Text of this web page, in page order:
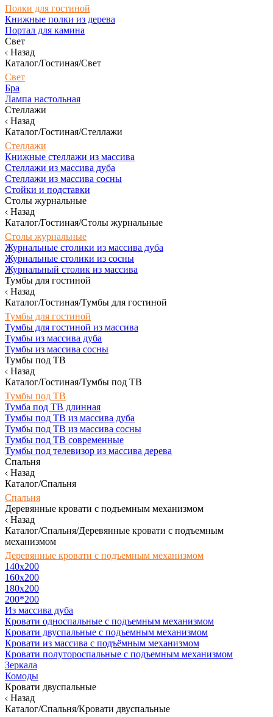
Полки для гостиной
Книжные полки из дерева
Портал для камина
Свет
Назад
Каталог/Гостиная/Свет
Свет
Бра
Лампа настольная
Стеллажи
Назад
Каталог/Гостиная/Стеллажи
Стеллажи
Книжные стеллажи из массива
Стеллажи из массива дуба
Стеллажи из массива сосны
Стойки и подставки
Столы журнальные
Назад
Каталог/Гостиная/Столы журнальные
Столы журнальные
Журнальные столики из массива дуба
Журнальные столики из сосны
Журнальный столик из массива
Тумбы для гостиной
Назад
Каталог/Гостиная/Тумбы для гостиной
Тумбы для гостиной
Тумбы для гостиной из массива
Тумбы из массива дуба
Тумбы из массива сосны
Тумбы под ТВ
Назад
Каталог/Гостиная/Тумбы под ТВ
Тумбы под ТВ
Тумба под ТВ длинная
Тумбы под ТВ из массива дуба
Тумбы под ТВ из массива сосны
Тумбы под ТВ современные
Тумбы под телевизор из массива дерева
Спальня
Назад
Каталог/Спальня
Спальня
Деревянные кровати с подъемным механизмом
Назад
Каталог/Спальня/Деревянные кровати с подъемным
механизмом
Деревянные кровати с подъемным механизмом
140x200
160х200
180х200
200*200
Из массива дуба
Кровати односпальные с подъемным механизмом
Кровати двуспальные с подъемным механизмом
Кровати из массива с подъёмным механизмом
Кровати полутороспальные с подъемным механизмом
Зеркала
Комоды
Кровати двуспальные
Назад
Каталог/Спальня/Кровати двуспальные